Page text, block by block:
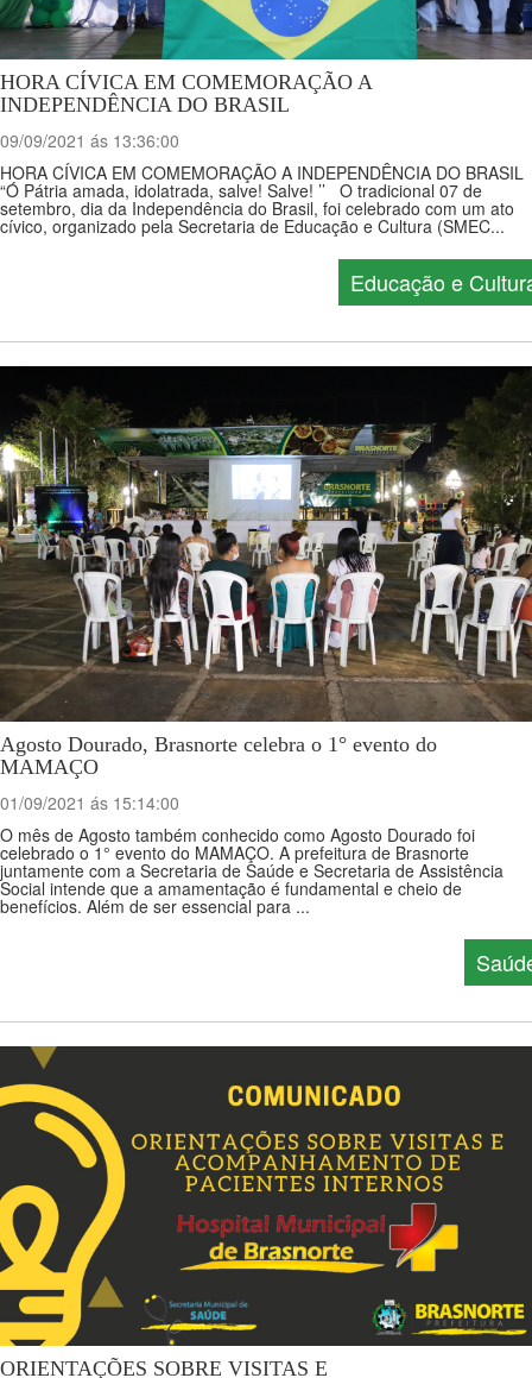
HORA CÍVICA EM COMEMORAÇÃO A
INDEPENDÊNCIA DO BRASIL
09/09/2021 ás 13:36:00
HORA CÍVICA EM COMEMORAÇÃO A INDEPENDÊNCIA DO BRASIL
“Ó Pátria amada, idolatrada, salve! Salve! ’’ O tradicional 07 de
setembro, dia da Independência do Brasil, foi celebrado com um ato
cívico, organizado pela Secretaria de Educação e Cultura (SMEC...
Educação e
Agosto Dourado, Brasnorte celebra o 1° evento do
MAMAÇO
01/09/2021 ás 15:14:00
O mês de Agosto também conhecido como Agosto Dourado foi
celebrado o 1° evento do MAMAÇO. A prefeitura de Brasnorte
juntamente com a Secretaria de Saúde e Secretaria de Assistência
Social intende que a amamentação é fundamental e cheio de
benefícios. Além de ser essencial para ...
ORIENTAÇÕES SOBRE VISITAS E